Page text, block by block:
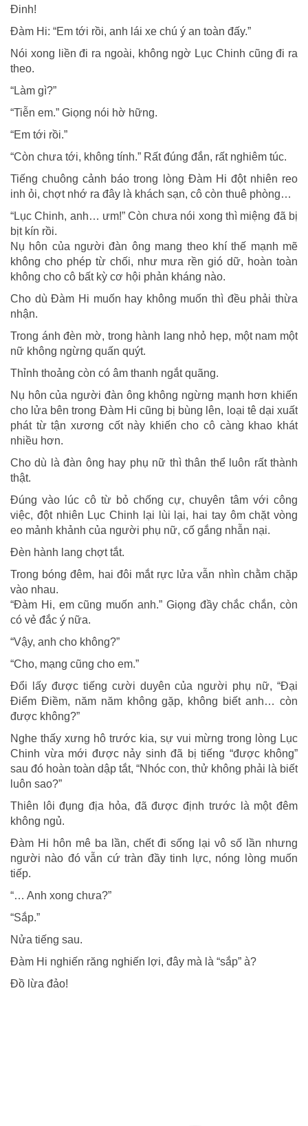
Đinh!
Đàm Hi: “Em tới rồi, anh lái xe chú ý an toàn đấy.”
Nói xong liền đi ra ngoài, không ngờ Lục Chinh cũng đi ra
theo.
“Làm gì?”
“Tiễn em.” Giọng nói hờ hững.
“Em tới rồi.”
“Còn chưa tới, không tính.” Rất đúng đắn, rất nghiêm túc.
Tiếng chuông cảnh báo trong lòng Đàm Hi đột nhiên reo
inh ỏi, chợt nhớ ra đây là khách sạn, cô còn thuê phòng…
“Lục Chinh, anh… ưm!” Còn chưa nói xong thì miệng đã bị
bịt kín rồi.
Nụ hôn của người đàn ông mang theo khí thế mạnh mẽ
không cho phép từ chối, như mưa rền gió dữ, hoàn toàn
không cho cô bất kỳ cơ hội phản kháng nào.
Cho dù Đàm Hi muốn hay không muốn thì đều phải thừa
nhận.
Trong ánh đèn mờ, trong hành lang nhỏ hẹp, một nam một
nữ không ngừng quấn quýt.
Thỉnh thoảng còn có âm thanh ngắt quãng.
Nụ hôn của người đàn ông không ngừng mạnh hơn khiến
cho lửa bên trong Đàm Hi cũng bị bùng lên, loại tê dại xuất
phát từ tận xương cốt này khiến cho cô càng khao khát
nhiều hơn.
Cho dù là đàn ông hay phụ nữ thì thân thể luôn rất thành
thật.
Đúng vào lúc cô từ bỏ chống cự, chuyên tâm với công
việc, đột nhiên Lục Chinh lại lùi lại, hai tay ôm chặt vòng
eo mảnh khảnh của người phụ nữ, cố gắng nhẫn nại.
Đèn hành lang chợt tắt.
Trong bóng đêm, hai đôi mắt rực lửa vẫn nhìn chằm chặp
vào nhau.
“Đàm Hi, em cũng muốn anh.” Giọng đầy chắc chắn, còn
có vẻ đắc ý nữa.
“Vậy, anh cho không?”
“Cho, mạng cũng cho em.”
Đổi lấy được tiếng cười duyên của người phụ nữ, “Đại
Điểm Điềm, năm năm không gặp, không biết anh… còn
được không?”
Nghe thấy xưng hô trước kia, sự vui mừng trong lòng Lục
Chinh vừa mới được nảy sinh đã bị tiếng “được không”
sau đó hoàn toàn dập tắt, “Nhóc con, thử không phải là biết
luôn sao?”
Thiên lôi đụng địa hỏa, đã được định trước là một đêm
không ngủ.
Đàm Hi hôn mê ba lần, chết đi sống lại vô số lần nhưng
người nào đó vẫn cứ tràn đầy tinh lực, nóng lòng muốn
tiếp.
“… Anh xong chưa?”
“Sắp.”
Nửa tiếng sau.
Đàm Hi nghiến răng nghiến lợi, đây mà là “sắp” à?
Đồ lừa đảo!